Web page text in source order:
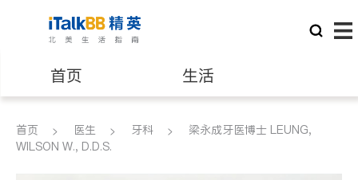
首页 生活
医生 律师
首页 医生 牙科
梁永成牙医博士 LEUNG,
WILSON W., D.D.S.